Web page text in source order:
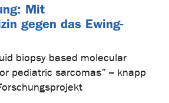
Mit
gegen das Ewing-
biopsy based molecular
pediatric sarcomas” – knapp